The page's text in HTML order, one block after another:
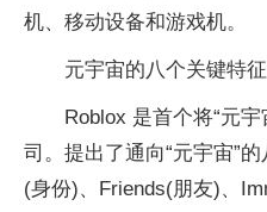
机、移动设备和游戏机。
元宇宙的八个关键特
Roblox 是首个将“元
司。提出了通向“元宇宙”
(身份)、Friends(朋友)、